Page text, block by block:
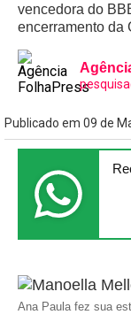
vencedora do
encerramento da
Publicado em 09 de
Ana Paula fez sua